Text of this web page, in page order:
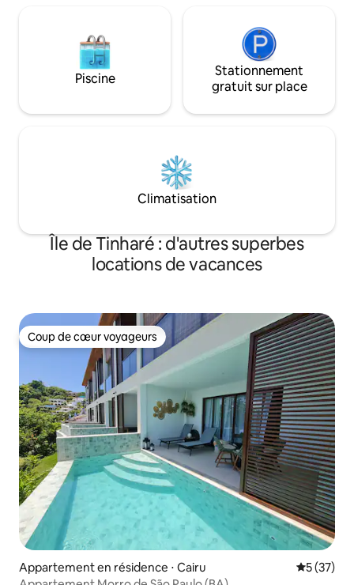
Piscine
Stationnement
gratuit sur place
Climatisation
Île de Tinharé : d'autres superbes
locations de vacances
Coup de cœur voyageurs
Coup de cœur voyageurs
Appartement en résidence ⋅ Cairu
5 (37)